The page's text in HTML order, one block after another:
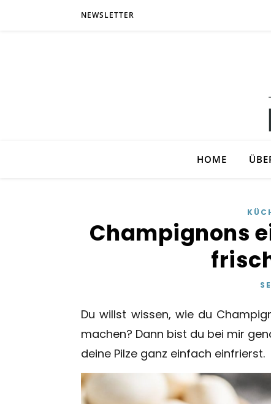
NEWSLETTER
HOME
Champignons
Du willst wissen, wie du
machen? Dann bist du bei mir
deine Pilze ganz einfach einfrierst.